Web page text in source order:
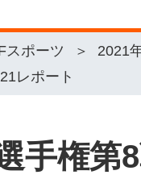
スポーツ
2021
レポート
手権第